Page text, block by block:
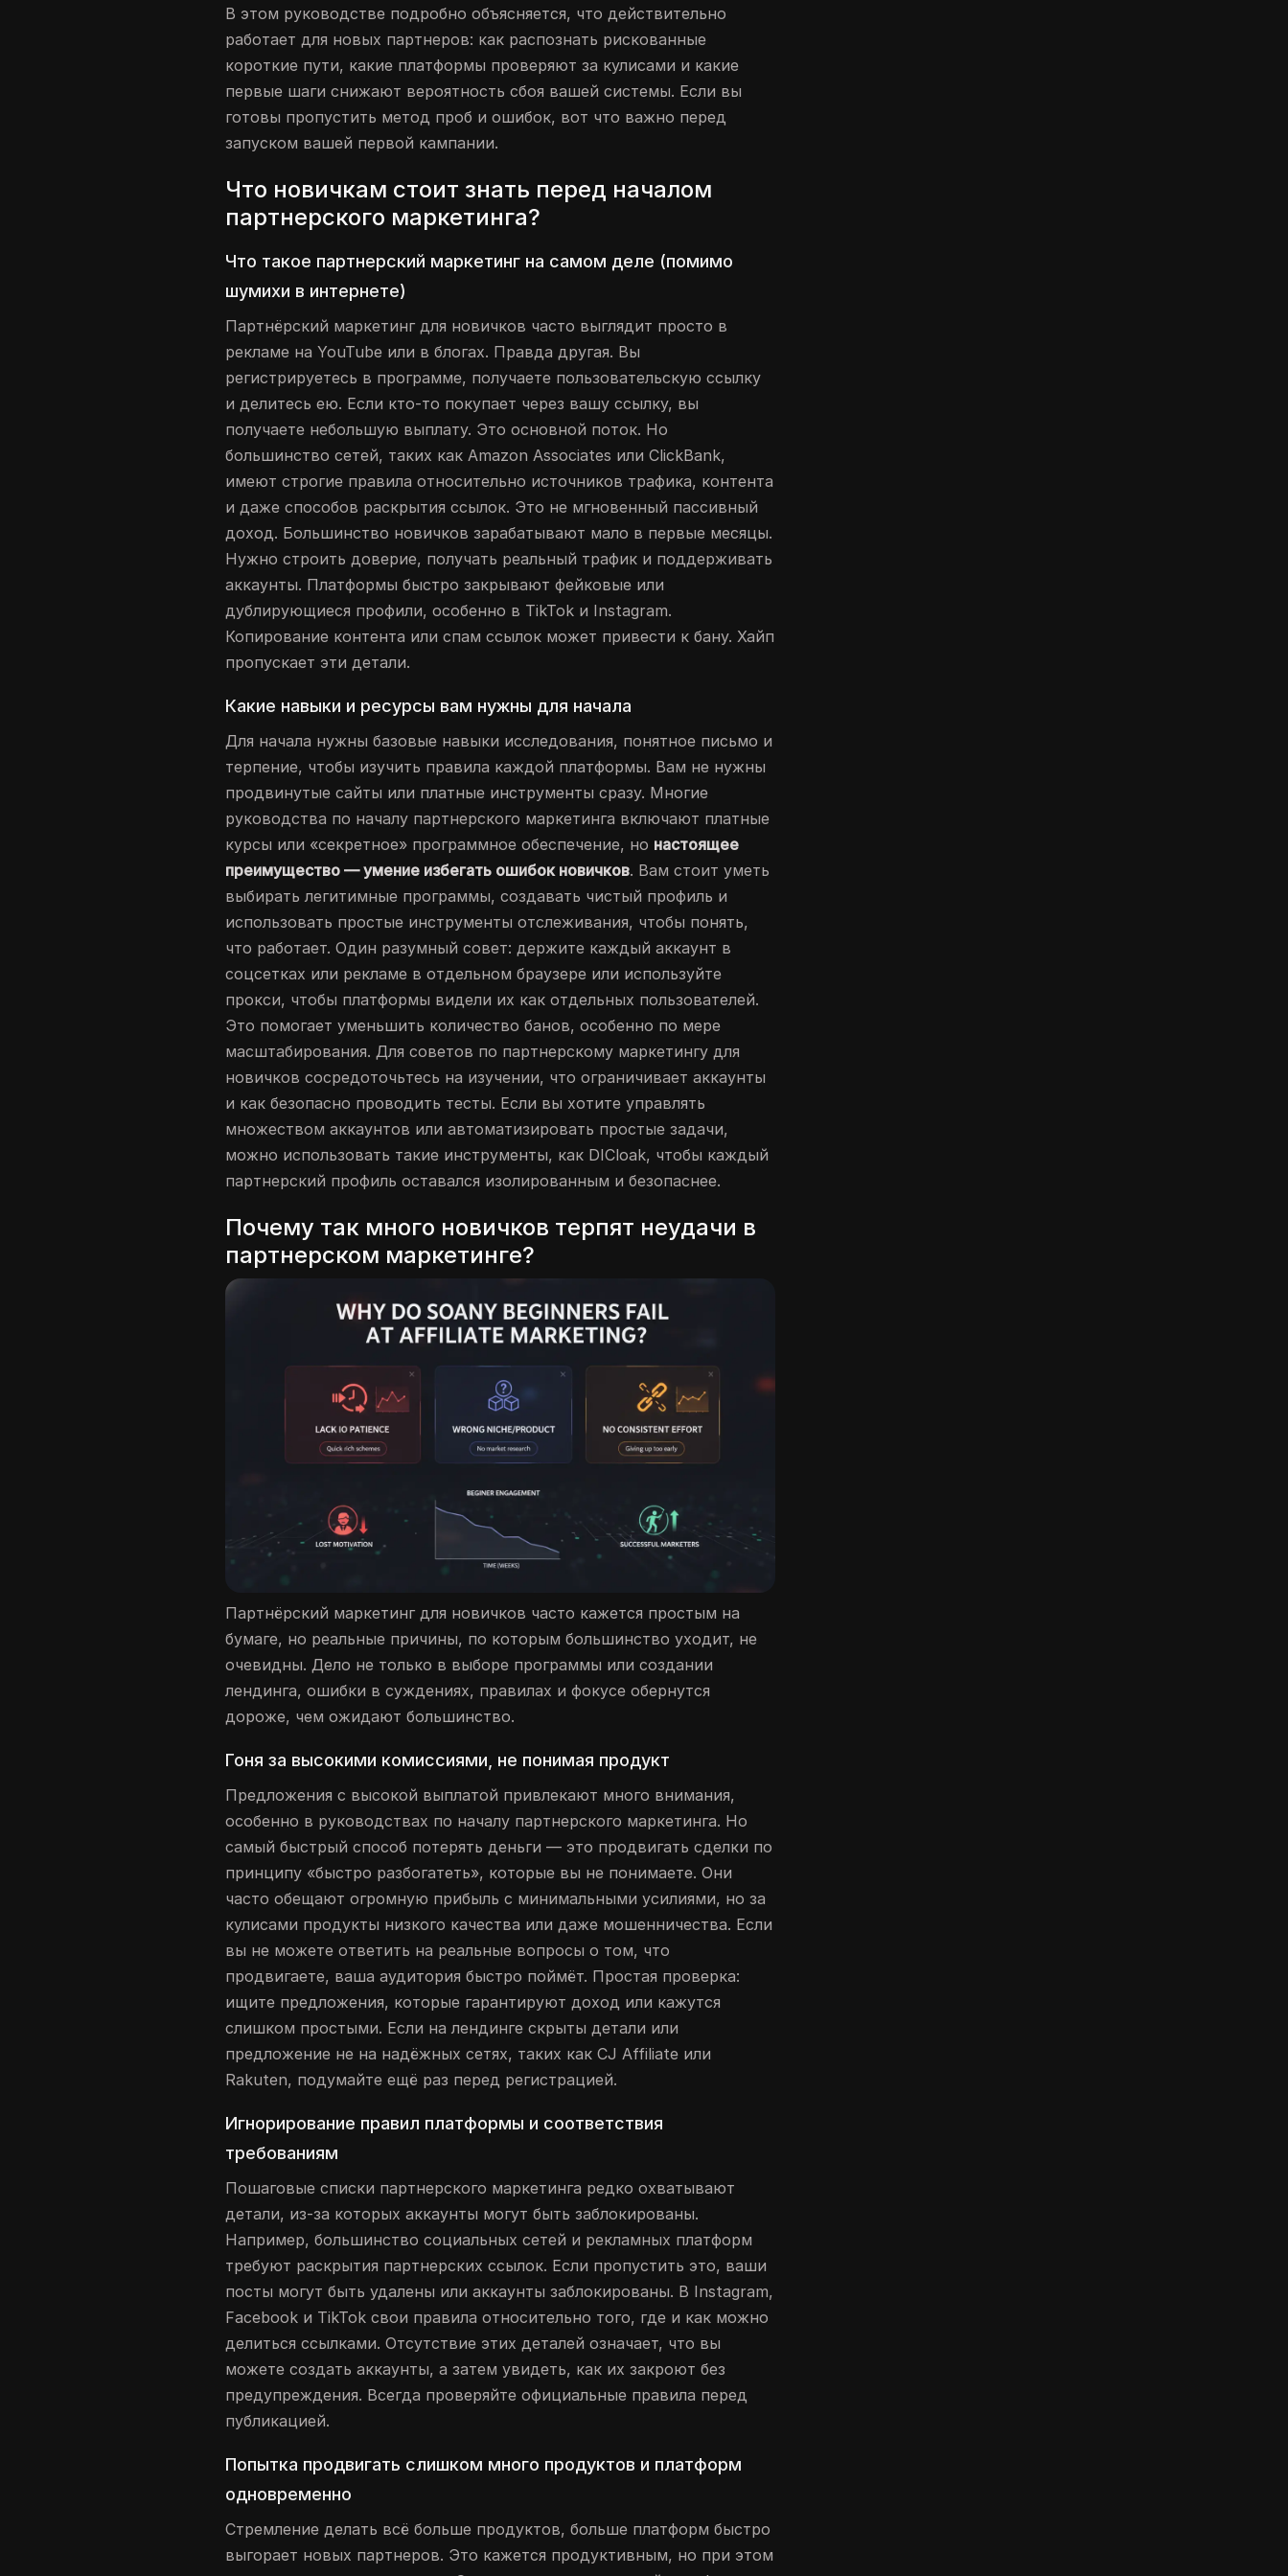
В этом руководстве подробно объясняется, что действительно
работает для новых партнеров: как распознать рискованные
короткие пути, какие платформы проверяют за кулисами и какие
первые шаги снижают вероятность сбоя вашей системы. Если вы
готовы пропустить метод проб и ошибок, вот что важно перед
запуском вашей первой кампании.
Что новичкам стоит знать перед началом
партнерского маркетинга?
Что такое партнерский маркетинг на самом деле (помимо
шумихи в интернете)
Партнёрский маркетинг для новичков часто выглядит просто в
рекламе на YouTube или в блогах. Правда другая. Вы
регистрируетесь в программе, получаете пользовательскую ссылку
и делитесь ею. Если кто-то покупает через вашу ссылку, вы
получаете небольшую выплату. Это основной поток. Но
большинство сетей, таких как Amazon Associates или ClickBank,
имеют строгие правила относительно источников трафика, контента
и даже способов раскрытия ссылок. Это не мгновенный пассивный
доход. Большинство новичков зарабатывают мало в первые месяцы.
Нужно строить доверие, получать реальный трафик и поддерживать
аккаунты. Платформы быстро закрывают фейковые или
дублирующиеся профили, особенно в TikTok и Instagram.
Копирование контента или спам ссылок может привести к бану. Хайп
пропускает эти детали.
Какие навыки и ресурсы вам нужны для начала
Для начала нужны базовые навыки исследования, понятное письмо и
терпение, чтобы изучить правила каждой платформы. Вам не нужны
продвинутые сайты или платные инструменты сразу. Многие
руководства по началу партнерского маркетинга включают платные
курсы или «секретное» программное обеспечение, но настоящее
преимущество — умение избегать ошибок новичков. Вам стоит уметь
выбирать легитимные программы, создавать чистый профиль и
использовать простые инструменты отслеживания, чтобы понять,
что работает. Один разумный совет: держите каждый аккаунт в
соцсетках или рекламе в отдельном браузере или используйте
прокси, чтобы платформы видели их как отдельных пользователей.
Это помогает уменьшить количество банов, особенно по мере
масштабирования. Для советов по партнерскому маркетингу для
новичков сосредоточьтесь на изучении, что ограничивает аккаунты
и как безопасно проводить тесты. Если вы хотите управлять
множеством аккаунтов или автоматизировать простые задачи,
можно использовать такие инструменты, как DICloak, чтобы каждый
партнерский профиль оставался изолированным и безопаснее.
Почему так много новичков терпят неудачи в
партнерском маркетинге?
Партнёрский маркетинг для новичков часто кажется простым на
бумаге, но реальные причины, по которым большинство уходит, не
очевидны. Дело не только в выборе программы или создании
лендинга, ошибки в суждениях, правилах и фокусе обернутся
дороже, чем ожидают большинство.
Гоня за высокими комиссиями, не понимая продукт
Предложения с высокой выплатой привлекают много внимания,
особенно в руководствах по началу партнерского маркетинга. Но
самый быстрый способ потерять деньги — это продвигать сделки по
принципу «быстро разбогатеть», которые вы не понимаете. Они
часто обещают огромную прибыль с минимальными усилиями, но за
кулисами продукты низкого качества или даже мошенничества. Если
вы не можете ответить на реальные вопросы о том, что
продвигаете, ваша аудитория быстро поймёт. Простая проверка:
ищите предложения, которые гарантируют доход или кажутся
слишком простыми. Если на лендинге скрыты детали или
предложение не на надёжных сетях, таких как CJ Affiliate или
Rakuten, подумайте ещё раз перед регистрацией.
Игнорирование правил платформы и соответствия
требованиям
Пошаговые списки партнерского маркетинга редко охватывают
детали, из-за которых аккаунты могут быть заблокированы.
Например, большинство социальных сетей и рекламных платформ
требуют раскрытия партнерских ссылок. Если пропустить это, ваши
посты могут быть удалены или аккаунты заблокированы. В Instagram,
Facebook и TikTok свои правила относительно того, где и как можно
делиться ссылками. Отсутствие этих деталей означает, что вы
можете создать аккаунты, а затем увидеть, как их закроют без
предупреждения. Всегда проверяйте официальные правила перед
публикацией.
Попытка продвигать слишком много продуктов и платформ
одновременно
Стремление делать всё больше продуктов, больше платформ быстро
выгорает новых партнеров. Это кажется продуктивным, но при этом